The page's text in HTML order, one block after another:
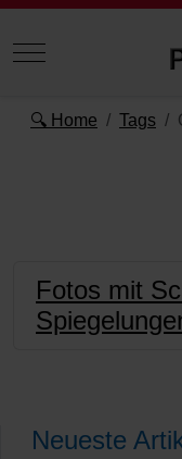
Mobile Menu
🔍 Home Tags
Fotos mit
Neueste